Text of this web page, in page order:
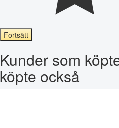
Fortsätt
Kunder som
köpte också